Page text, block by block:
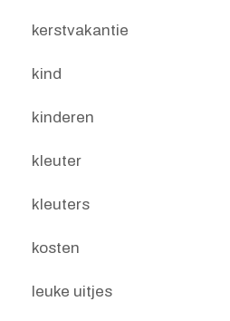
kerstvakantie
kind
kinderen
kleuter
kleuters
kosten
leuke uitjes